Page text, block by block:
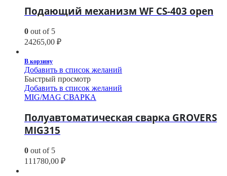
Подающий механизм WF CS-403 open
0 out of 5
24265,00 ₽
В корзину
Добавить в список желаний
Быстрый просмотр
Добавить в список желаний
MIG/MAG СВАРКА
Полуавтоматическая сварка GROVERS
MIG315
0 out of 5
111780,00 ₽